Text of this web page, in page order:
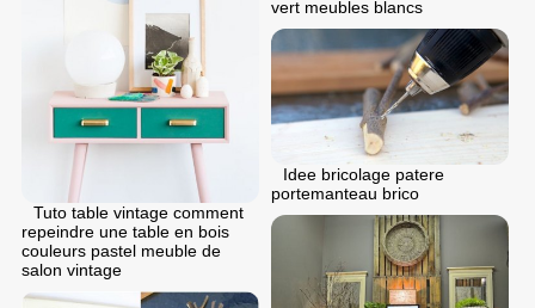
vert meubles blancs
Tuto table vintage comment
repeindre une table en bois
couleurs pastel meuble de
salon vintage
Idee bricolage patere
portemanteau brico